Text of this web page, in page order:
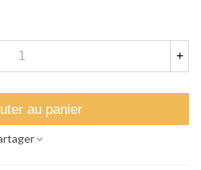
+
au panier